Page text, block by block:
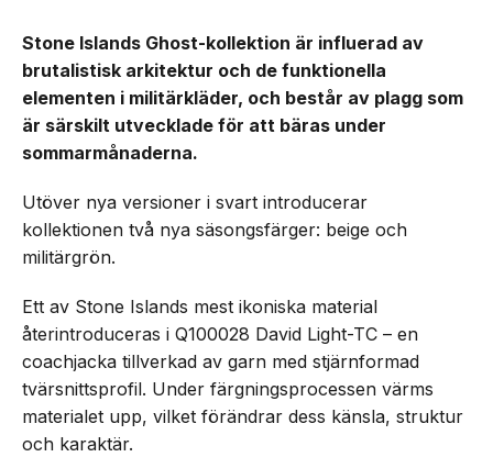
Stone Islands Ghost-kollektion är influerad av
brutalistisk arkitektur och de funktionella
elementen i militärkläder, och består av plagg som
är särskilt utvecklade för att bäras under
sommarmånaderna.
Utöver nya versioner i svart introducerar
kollektionen två nya säsongsfärger: beige och
militärgrön.
Ett av Stone Islands mest ikoniska material
återintroduceras i Q100028 David Light-TC – en
coachjacka tillverkad av garn med stjärnformad
tvärsnittsprofil. Under färgningsprocessen värms
materialet upp, vilket förändrar dess känsla, struktur
och karaktär.